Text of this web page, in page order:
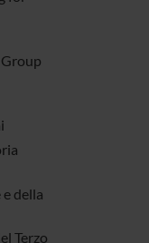
della
Terzo